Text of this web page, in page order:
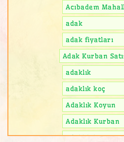
Acıbadem
adak
adak fiyatları
Adak Kurban
adaklık
adaklık koç
Adaklık Koyun
Adaklık Kurban
adaklık kuzu